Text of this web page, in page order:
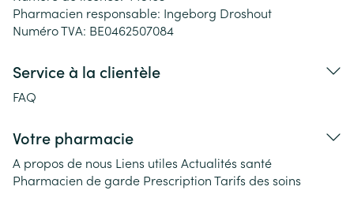
Pharmacien responsable: Ingeborg Droshout
Numéro TVA: BE0462507084
Service à la clientèle
FAQ
Votre pharmacie
A propos de nous Liens utiles Actualités santé
Pharmacien de garde PrescriptionTarifs des soins